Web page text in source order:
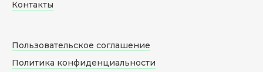
Контакты
Пользовательское соглашение
Политика конфиденциальности